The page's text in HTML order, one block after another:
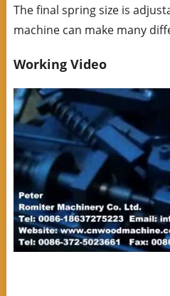
The final spring size is
machine can make many
Working Video